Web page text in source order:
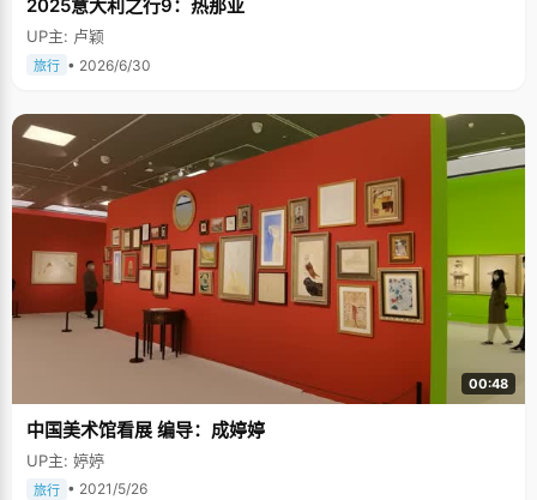
2025意大利之行9：热那亚
UP主: 卢颖
旅行 • 2026/6/30
00:48
中国美术馆看展 编导：成婷婷
UP主: 婷婷
旅行 • 2021/5/26